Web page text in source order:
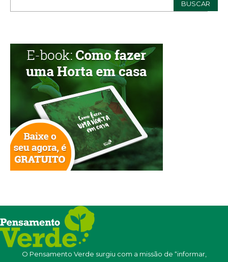
O Pensamento Verde surgiu com a missão de “informar,